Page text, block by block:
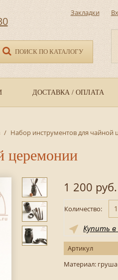
ПОИСК ПО КАТАЛОГУ
Закладки
ДОСТАВКА / ОПЛАТА
/ Набор инструментов для чайной
церемонии
1 200 руб.
Количество:
Купить в
Артикул
Материал: груша